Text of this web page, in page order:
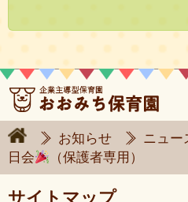
お知らせ ニュー
日会
（保護者専用）
サイトマップ